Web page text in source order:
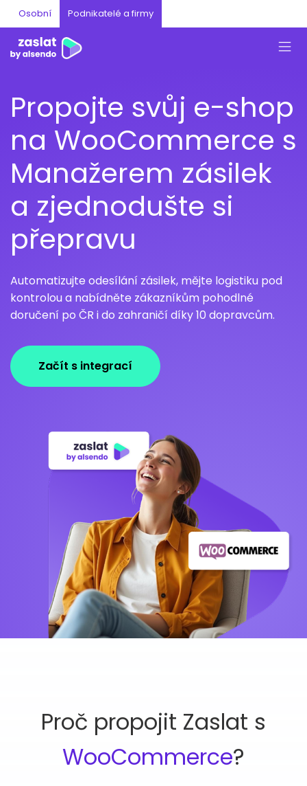
Osobní Podnikatelé a firmy
Propojte svůj e-shop
na WooCommerce s
Manažerem zásilek
a zjednodušte si
přepravu
Automatizujte odesílání zásilek, mějte logistiku pod
kontrolou a nabídněte zákazníkům pohodlné
doručení po ČR i do zahraničí díky 10 dopravcům.
Začít s integrací
Proč propojit Zaslat s
WooCommerce?